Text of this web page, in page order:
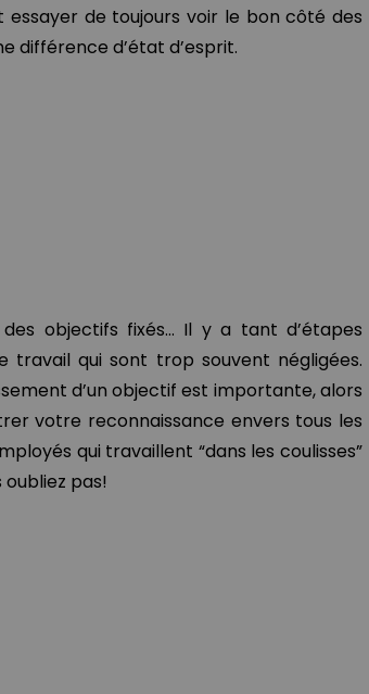
essayer de toujours voir le bon côté des
différence d’état d’esprit.
objectifs fixés… Il y a tant d’étapes
qui sont trop souvent négligées.
d’un objectif est importante, alors
votre reconnaissance envers tous les
qui travaillent “dans les coulisses”
pas!